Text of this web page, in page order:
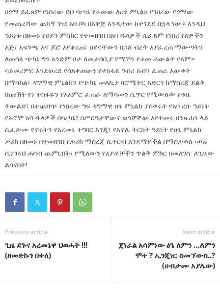
በጎማ ይፈጸም የነበረው ይህ ጭካኔ የቆመው ለዐፄ ምኒልክ የገበረው የጎማው
የመጨረሻው ጨካኝ ገዢ አባ ቦካ በአዋጅ እንዲተው ከተገደደ በኋላ ነው። እንዲህ
ዓይነቱ በዘመኑ የዐይን ምስክር የተመዘገበ በአባ ዱላዎች ሲፈጸም የነበረ የሰዎችን
እጅ፣ አፍንጫ እና ጆሮ እየቆረጠ፣ ዐይናቸውን በጋለ ብረት እያፈረጠ ማውጣትን
ለመሰለ ጭካኔ ግን አንድም ቦታ ለመታሰቢያ የሚኾን የቆመ ሐውልት የለም።
ሳይመረምር እንደወረደ የሰለቀጠውን የተስፋዬ ገብረ አብን ፈጠራ እውቀት
በማሳከል፣ ዳግማዊ ምኒልክን የጭካኔ መለኪያ ባሮሜትር አድርጎ ከማስረጃ ይልቅ
በጩኸት የነ ተስፋዬን የአእምሮ ፈጠራ ለማሳመን ሲጥር የሚውለው የቁቤ
ትውልድ፣ በተጨባጭ የነበረው ግፍ ዳግማዊ ዐፄ ምኒልክ ያስቀሩት የአባ ረቡ ዓይነት
የኦሮሞ አባ ዱላዎች በጭካኔ፣ በሥርዓታቸውና ወጎቻቸው እየተመሩ በንጹሐን ላይ
ሲፈጽሙ የኖሩትን የአረመኔ ተግባር እንጂ፣ የአኖሌ ትርክት ዓይነት የዐፄ ምኒልክ
ታሪክ በዘመኑ በተመዘገበ የታሪክ ማስረጃ ሊቀርብ እንደማይችል በማስታወስ ‹ወሬ
ሲነግሩህ ሐሳብ ጨምርበት› የሚለውን የአያቶቻችን ጥልቅ ምክር በመለገስ ለጊዜው
ልሰናበት!
Previous article
ጊዜ ደጉና አረመኔዋ ህወሓት !!!
(ዘመድኩን በቀለ)
Next article
ጀነራል አሳምነው ፅጌ ለምን …ለምን
ሞተ ? ኢንጂነር ስመኘውስ..?
(ሀብታሙ አያሌው)